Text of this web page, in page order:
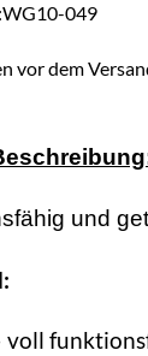
049
vor dem
und
voll